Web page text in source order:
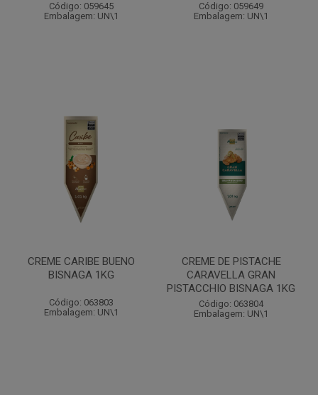
Código: 059645
Embalagem: UN\1
Código: 059649
Embalagem: UN\1
CREME CARIBE BUENO
BISNAGA 1KG
Código: 063803
Embalagem: UN\1
CREME DE PISTACHE
CARAVELLA GRAN
PISTACCHIO BISNAGA 1KG
Código: 063804
Embalagem: UN\1